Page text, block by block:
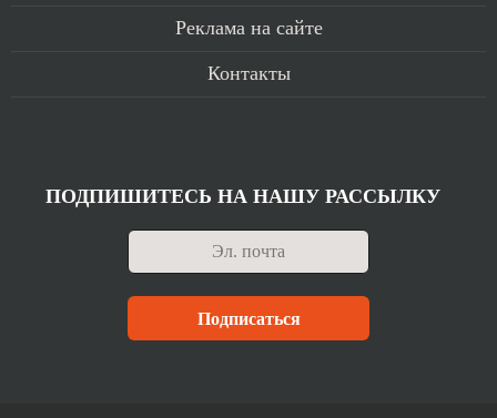
Реклама на сайте
Контакты
ПОДПИШИТЕСЬ НА НАШУ РАССЫЛКУ